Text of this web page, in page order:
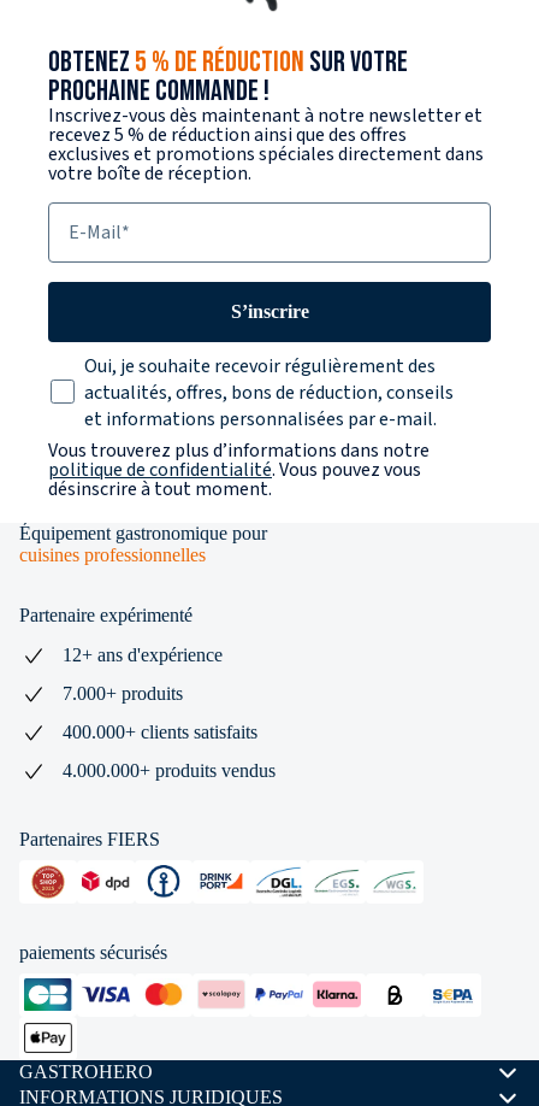
OBTENEZ 5 % DE RÉDUCTION SUR VOTRE
PROCHAINE COMMANDE !
Inscrivez-vous dès maintenant à notre newsletter et
recevez 5 % de réduction ainsi que des offres
exclusives et promotions spéciales directement dans
votre boîte de réception.
E-Mail
S’inscrire
Texte sur la protection des données
Oui, je souhaite recevoir régulièrement des
actualités, offres, bons de réduction, conseils
et informations personnalisées par e-mail.
Vous trouverez plus d’informations dans notre
politique de confidentialité. Vous pouvez vous
désinscrire à tout moment.
Équipement gastronomique pour
cuisines professionnelles
Partenaire expérimenté
12+ ans d'expérience
7.000+ produits
400.000+ clients satisfaits
4.000.000+ produits vendus
Partenaires FIERS
paiements sécurisés
GASTROHERO
INFORMATIONS JURIDIQUES